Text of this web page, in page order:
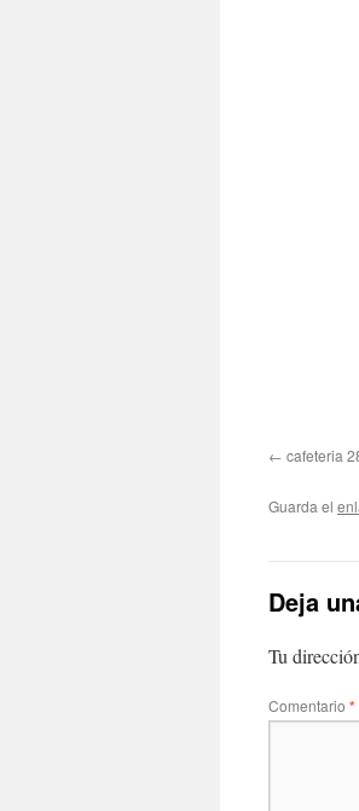
cafeteria
Guarda el
Deja
Tu
Comentario *